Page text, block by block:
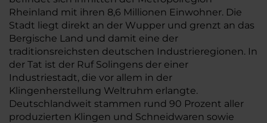
Rheinland mit ihren 8,6 Millionen Einwohner. Die
Stadt liegt direkt an der Wupper und grenzt an das
Bergische Land und damit eine der
traditionsreichsten deutschen Industrieregionen. In
der Tat ist der Ruf Solingens der einer
Industriestadt, die vor allem in der
Klingenherstellung Weltruhm erlangte.
Deutschlandweit stammen rund 90 Prozent aller
produzierten Klingen und Schneidwaren sowie